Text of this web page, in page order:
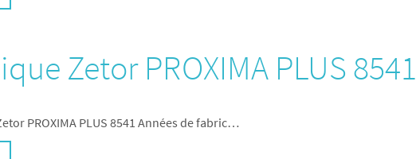
Zetor PROXIMA PLUS 8541
PROXIMA PLUS 8541 Années de fabric…